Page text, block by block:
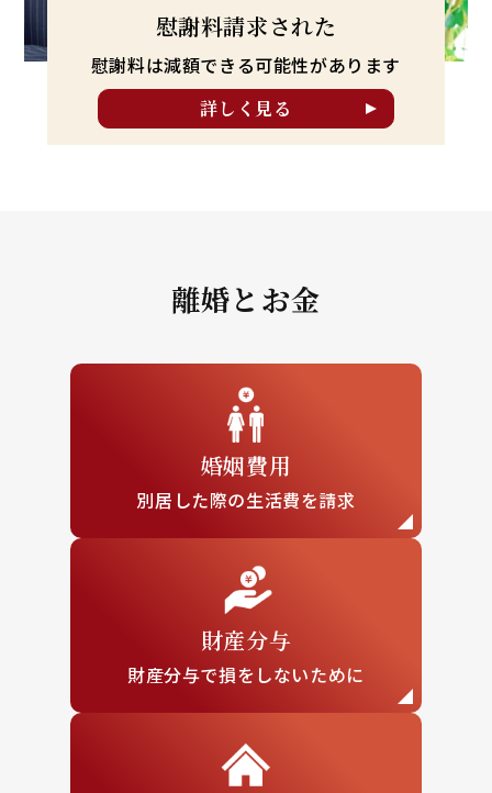
慰謝料請求された
慰謝料は減額できる可能性があります
詳しく見る
離婚とお金
婚姻費用
別居した際の生活費を請求
財産分与
財産分与で損を しないために